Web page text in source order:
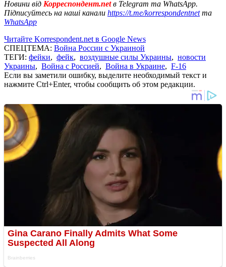
Новини від Корреспондент.netв Telegram та WhatsApp.
Підписуйтесь на наші канали https://t.me/korrespondentnetта
WhatsApp
Читайте Korrespondent.net в Google News
СПЕЦТЕМА: Война России с Украиной
ТЕГИ: фейки, фейк, воздушные силы Украины, новости
Украины, Война с Россией, Война в Украине, F-16
Если вы заметили ошибку, выделите необходимый текст и
нажмите Ctrl+Enter, чтобы сообщить об этом редакции.